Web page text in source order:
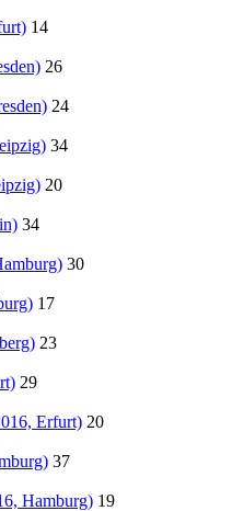
14
26
24
34
20
34
30
17
23
29
Erfurt) 20
37
Hamburg) 19